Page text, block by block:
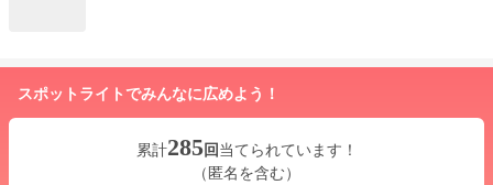
スポットライトでみんなに広めよう！
累計285回当てられています！
（匿名を含む）